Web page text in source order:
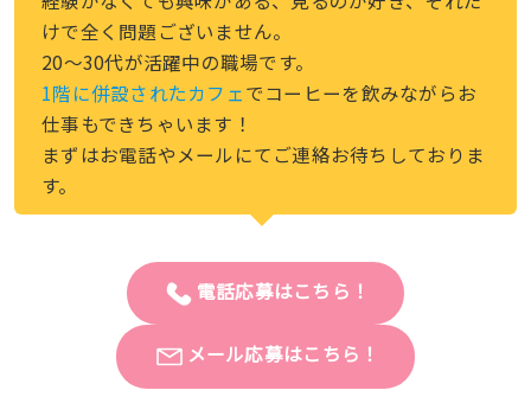
けで全く問題ございません。
20〜30代が活躍中の職場です。
1階に併設されたカフェでコーヒーを飲みながらお
仕事もできちゃいます！
まずはお電話やメールにてご連絡お待ちしておりま
す。
電話応募はこちら！
メール応募はこちら！